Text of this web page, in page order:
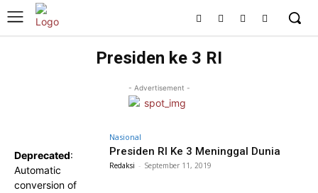
Presiden ke 3 RI
- Advertisement -
Deprecated:
Automatic
conversion of
Nasional
Presiden RI Ke 3 Meninggal Dunia
Redaksi - September 11, 2019